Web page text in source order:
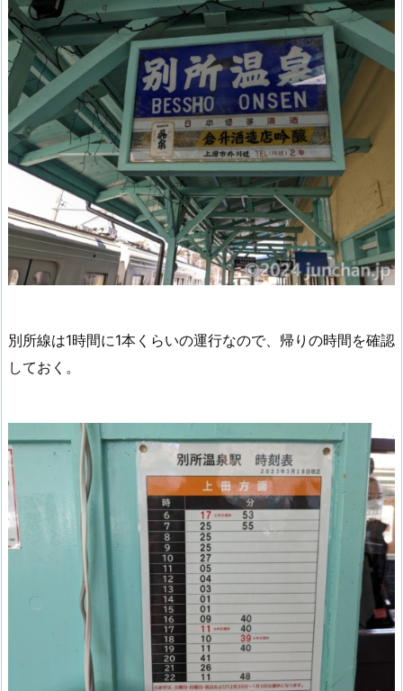
別所線は1時間に1本くらいの運行なので、帰りの時間を確認
しておく。